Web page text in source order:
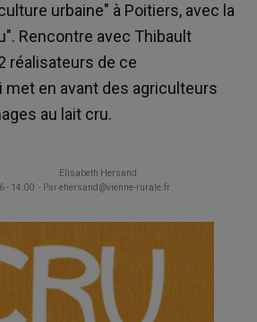
urbaine" à Poitiers, avec la
Rencontre avec Thibault
réalisateurs de ce
met en avant des agriculteurs
au lait cru.
- 14:00 - Par
Elisabeth Hersand
ehersand@vienne-rurale.fr